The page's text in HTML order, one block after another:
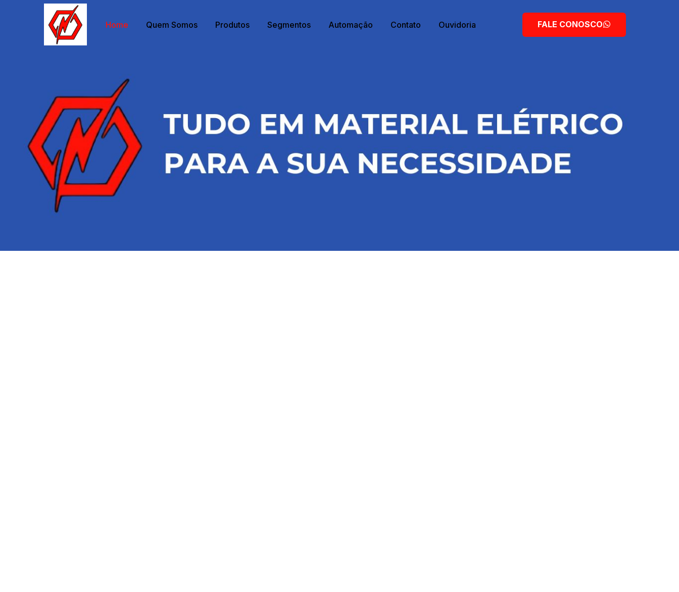
Home Quem Somos Produtos Segmentos Automação Contato Ouvidoria FALE CONOSCO